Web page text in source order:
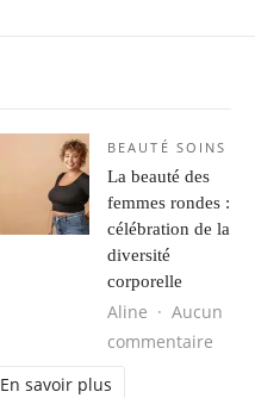
BEAUTÉ SOINS
La beauté des
femmes rondes :
célébration de la
diversité
corporelle
Aline
Aucun
commentaire
En savoir plus